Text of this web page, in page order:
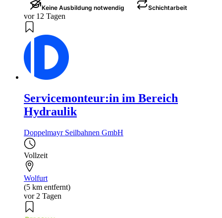
Keine Ausbildung notwendig Schichtarbeit
vor 12 Tagen
Servicemonteur:in im Bereich
Hydraulik
Doppelmayr Seilbahnen GmbH
Vollzeit
Wolfurt
(5 km entfernt)
vor 2 Tagen